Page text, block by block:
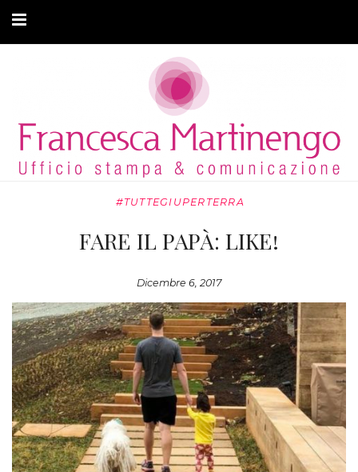
ARTICOLI
MODA ADATTIVA
#TUTTEGIUPERTERRA
FARE IL PAPÀ: LIKE!
Dicembre 6, 2017